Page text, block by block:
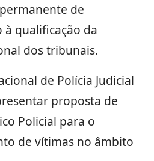
de
à qualificação da
dos tribunais.
de Polícia Judicial
proposta de
Policial para o
de vítimas no âmbito